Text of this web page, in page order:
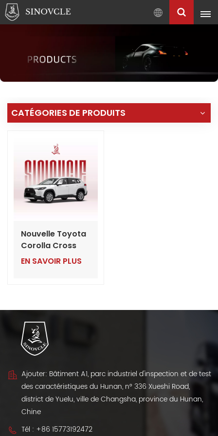
Français
English
Pусский العربية
中
CATÉGORIES DE PRODUITS
Nouvelle Toyota
Corolla Cross
Hybrid 2.0L
EN SAVOIR PLUS
Ajouter: Bâtiment A1, parc industriel d'inspection et de test
des caractéristiques du Hunan, n° 336 Xueshi Road,
district de Yuelu, ville de Changsha, province du Hunan,
Chine
Tél : +86 15773192472